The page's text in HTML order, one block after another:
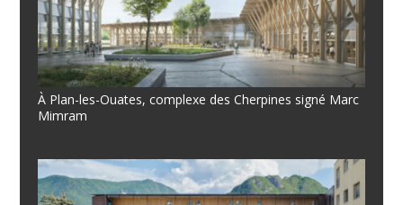
À Plan-les-Ouates, complexe des Cherpines signé Marc
Mimram